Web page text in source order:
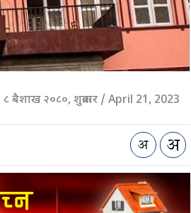
८ बैशाख २०८०, शुक्रबार / April 21, 2023